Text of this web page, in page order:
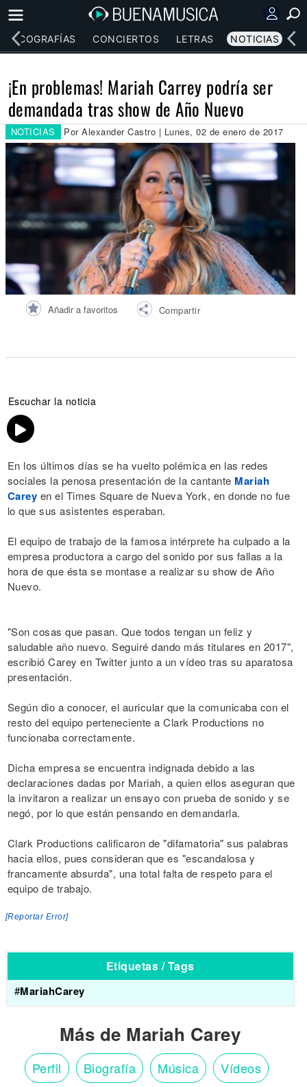
DISCOGRAFÍAS CONCIERTOS LETRAS NOTICIAS
¡En problemas! Mariah Carrey podría ser
demandada tras show de Año Nuevo
NOTICIAS Por Alexander Castro | Lunes, 02 de enero de 2017
Añadir a favoritos Compartir
Escuchar la noticia
En los últimos días se ha vuelto polémica en las redes
sociales la penosa presentación de la cantante Mariah
Carey en el Times Square de Nueva York, en donde no fue
lo que sus asistentes esperaban.
El equipo de trabajo de la famosa intérprete ha culpado a la
empresa productora a cargo del sonido por sus fallas a la
hora de que ésta se montase a realizar su show de Año
Nuevo.
"Son cosas que pasan. Que todos tengan un feliz y
saludable año nuevo. Seguiré dando más titulares en 2017",
escribió Carey en Twitter junto a un vídeo tras su aparatosa
presentación.
Según dio a conocer, el auricular que la comunicaba con el
resto del equipo perteneciente a Clark Productions no
funcionaba correctamente.
Dicha empresa se encuentra indignada debido a las
declaraciones dadas por Mariah, a quien ellos aseguran que
la invitaron a realizar un ensayo con prueba de sonido y se
negó, por lo que están pensando en demandarla.
Clark Productions calificaron de "difamatoria" sus palabras
hacia ellos, pues consideran que es "escandalosa y
francamente absurda", una total falta de respeto para el
equipo de trabajo.
[Reportar Error]
Etiquetas / Tags
#MariahCarey
Más de Mariah Carey
Perfil Biografía Música Vídeos